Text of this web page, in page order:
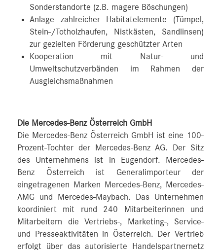
Sonderstandorte (z.B. magere Böschungen)
Anlage zahlreicher Habitatelemente (Tümpel,
Stein-/Totholzhaufen, Nistkästen, Sandlinsen)
zur gezielten Förderung geschützter Arten
Kooperation mit Natur- und
Umweltschutzverbänden im Rahmen der
Ausgleichsmaßnahmen
Die Mercedes-Benz Österreich GmbH
Die Mercedes-Benz Österreich GmbH ist eine 100-
Prozent-Tochter der Mercedes-Benz AG. Der Sitz
des Unternehmens ist in Eugendorf. Mercedes-
Benz Österreich ist Generalimporteur der
eingetragenen Marken Mercedes-Benz, Mercedes-
AMG und Mercedes-Maybach. Das Unternehmen
koordiniert mit rund 240 Mitarbeiterinnen und
Mitarbeitern die Vertriebs-, Marketing-, Service-
und Presseaktivitäten in Österreich. Der Vertrieb
erfolgt über das autorisierte Handelspartnernetz